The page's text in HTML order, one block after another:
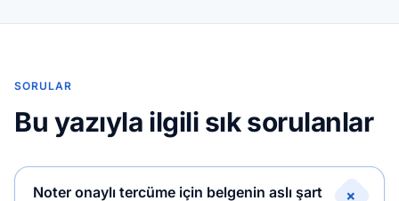
SORULAR
Bu yazıyla ilgili sık sorulanlar
Noter onaylı tercüme için belgenin aslı şart
+